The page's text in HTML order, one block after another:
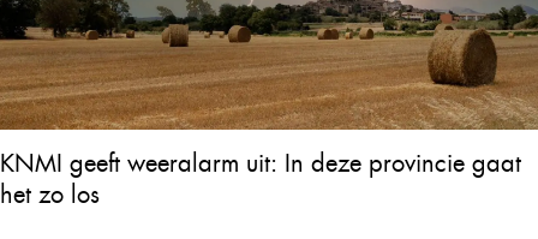
KNMI geeft weeralarm uit: In deze provincie gaat
het zo los